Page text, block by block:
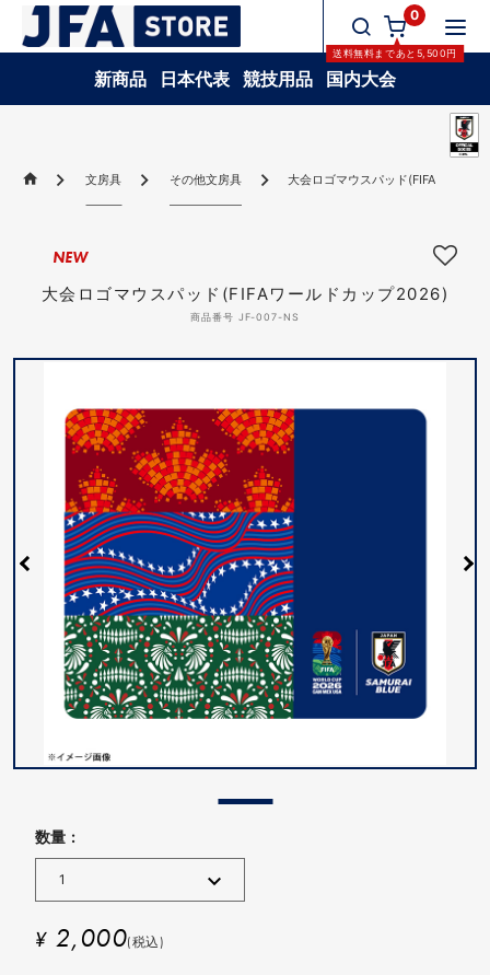
0
送料無料まであと 5,500円
新商品 日本代表 競技用品 国内大会
文房具 その他文房具 大会ロゴマウスパッド(FIFAワール
大会ロゴマウスパッド(FIFAワールドカップ2026)
商品番号 JF-007-NS
NEW
数量 :
¥ 2,000(税込)